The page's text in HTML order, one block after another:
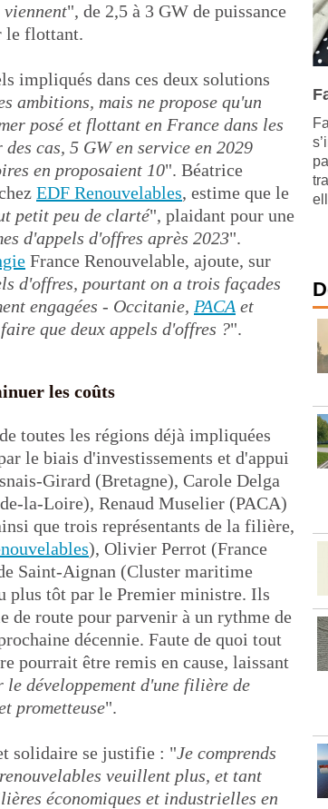
viennent", de 2,5 à 3 GW de puissance
le flottant.
impliqués dans ces deux solutions
ambitions, mais ne propose qu'un
posé et flottant en France dans les
cas, 5 GW en service en 2029
en proposaient 10". Béatrice
EDF Renouvelables, estime que le
petit peu de clarté", plaidant pour une
d'appels d'offres après 2023".
France Renouvelable, ajoute, sur
d'offres, pourtant on a trois façades
engagées - Occitanie, PACA et
que deux appels d'offres ?".
les coûts
toutes les régions déjà impliquées
le biais d'investissements et d'appui
Girard (Bretagne), Carole Delga
la-Loire), Renaud Muselier (PACA)
que trois représentants de la filière,
), Olivier Perrot (France
Saint-Aignan (Cluster maritime
plus tôt par le Premier ministre. Ils
route pour parvenir à un rythme de
décennie. Faute de quoi tout
pourrait être remis en cause, laissant
développement d'une filière de
prometteuse".
solidaire se justifie : "Je comprends
veuillent plus, et tant
économiques et industrielles en